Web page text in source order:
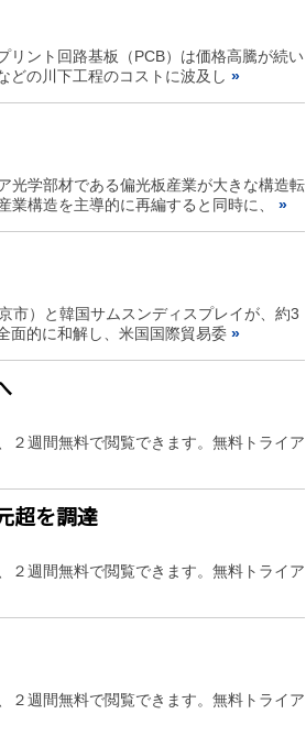
リント回路基板（PCB）は価格高騰が続い
どの川下工程のコストに波及し »
光学部材である偏光板産業が大きな構造転
業構造を主導的に再編すると同時に、 »
市）と韓国サムスンディスプレイが、約3
面的に和解し、米国国際貿易委 »
２週間無料で閲覧できます。無料トライア
超を調達
２週間無料で閲覧できます。無料トライア
２週間無料で閲覧できます。無料トライア